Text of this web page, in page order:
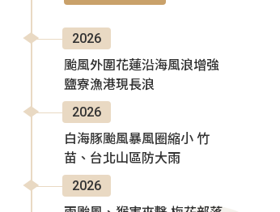
2026
颱風外圍花蓮沿海風浪增強
鹽寮漁港現長浪
2026
白海豚颱風暴風圈縮小 竹
苗、台北山區防大雨
2026